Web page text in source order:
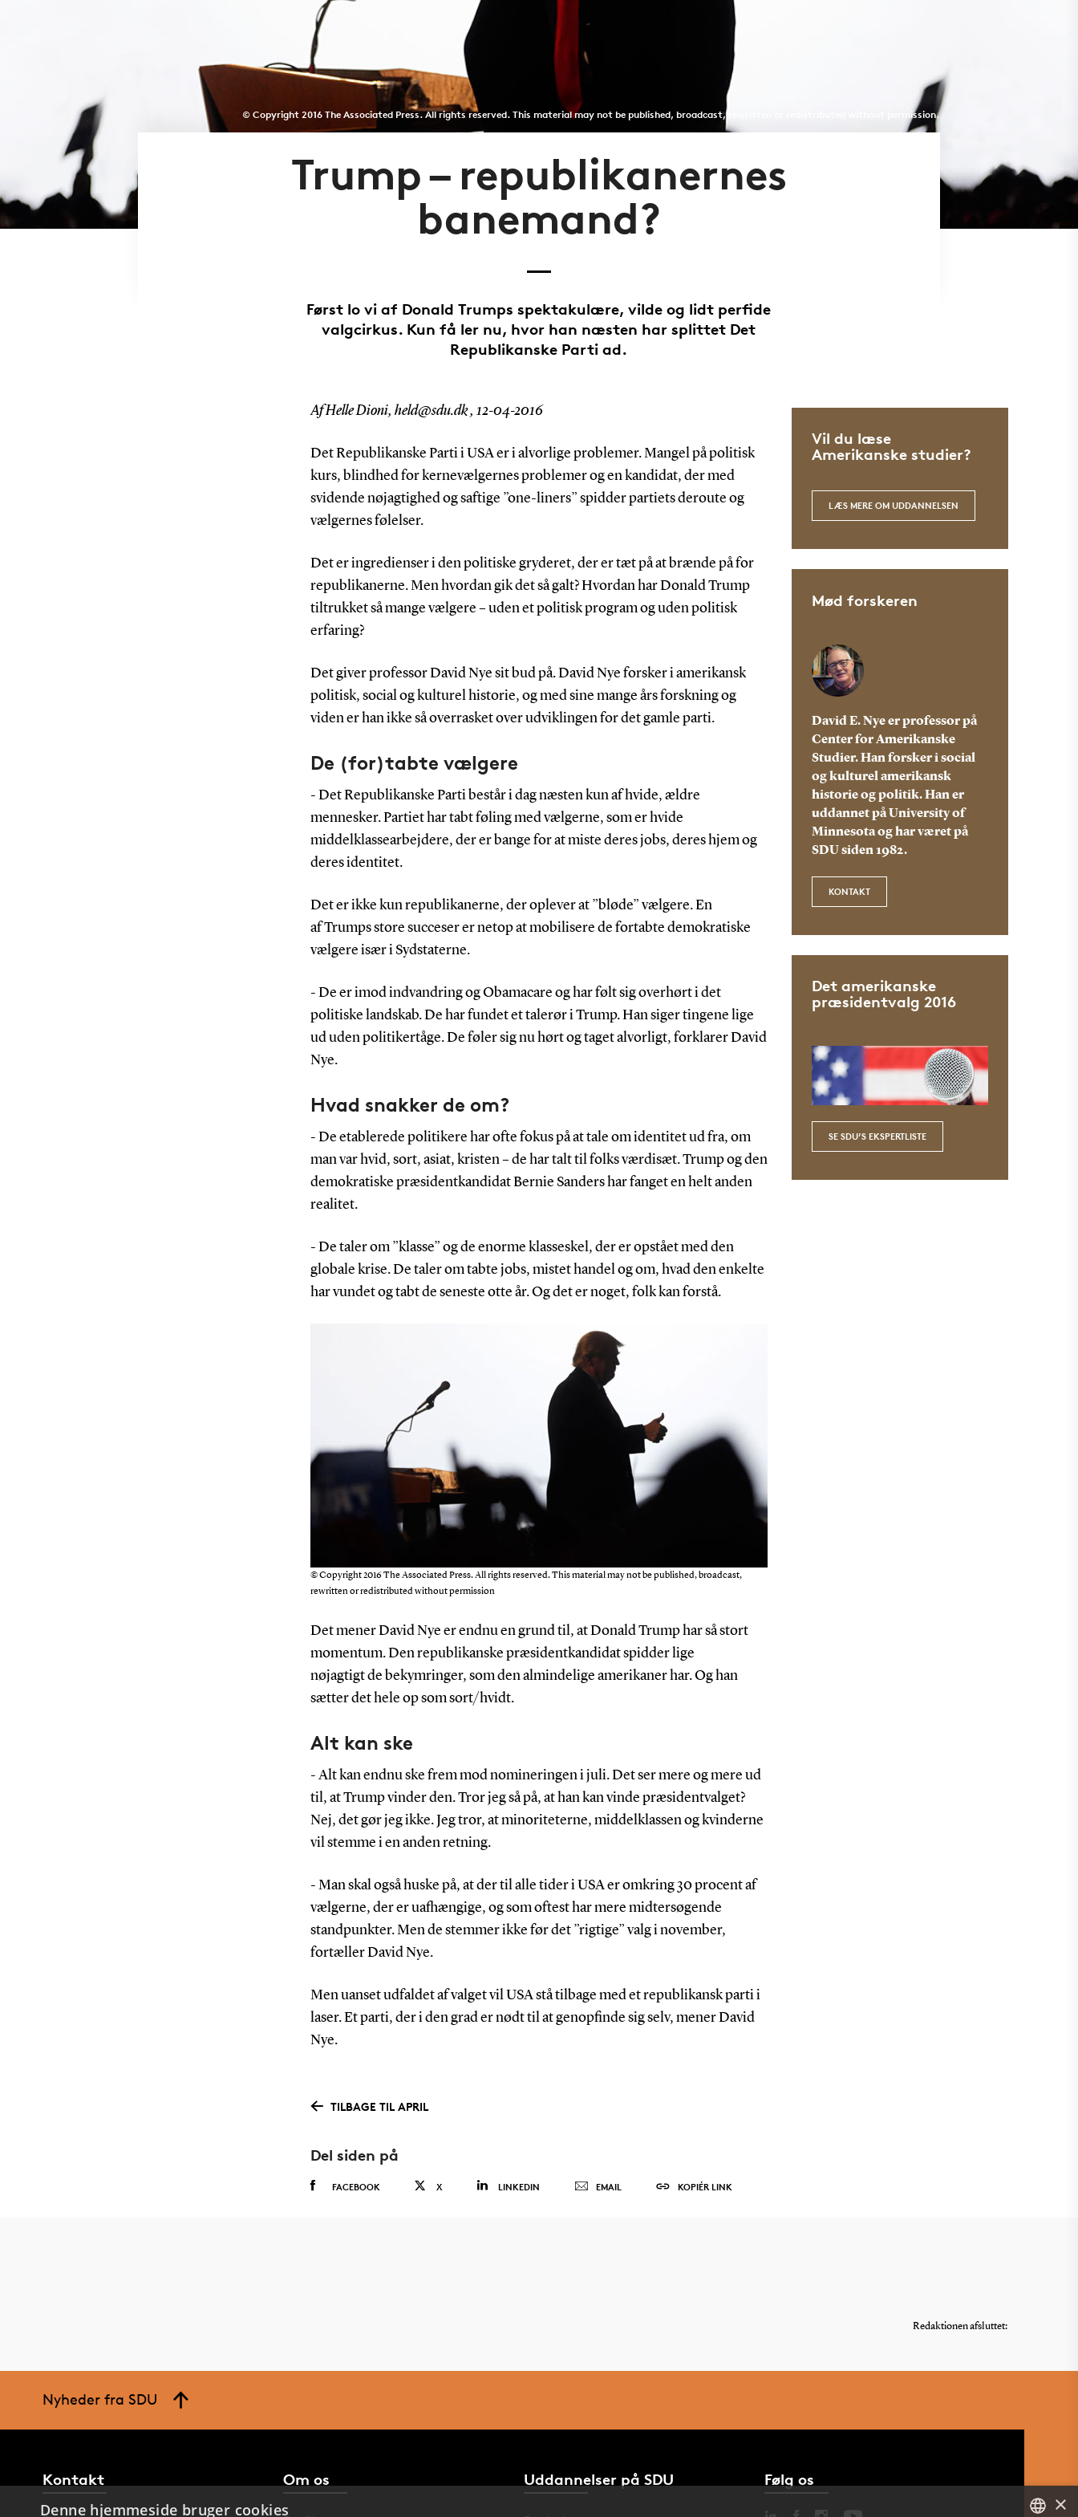
© Copyright 2016 The Associated Press. All rights reserved. This material may not be published, broadcast, rewritten or redistributed without permission.
Trump – republikanernes
banemand?
Først lo vi af Donald Trumps spektakulære, vilde og lidt perfide
valgcirkus. Kun få ler nu, hvor han næsten har splittet Det
Republikanske Parti ad.
Af Helle Dioni, held@sdu.dk , 12-04-2016
Det Republikanske Parti i USA er i alvorlige problemer. Mangel på politisk
kurs, blindhed for kernevælgernes problemer og en kandidat, der med
svidende nøjagtighed og saftige ”one-liners” spidder partiets deroute og
vælgernes følelser.
Det er ingredienser i den politiske gryderet, der er tæt på at brænde på for
republikanerne. Men hvordan gik det så galt? Hvordan har Donald Trump
tiltrukket så mange vælgere – uden et politisk program og uden politisk
erfaring?
Det giver professor David Nye sit bud på. David Nye forsker i amerikansk
politisk, social og kulturel historie, og med sine mange års forskning og
viden er han ikke så overrasket over udviklingen for det gamle parti.
De (for)tabte vælgere
- Det Republikanske Parti består i dag næsten kun af hvide, ældre
mennesker. Partiet har tabt føling med vælgerne, som er hvide
middelklassearbejdere, der er bange for at miste deres jobs, deres hjem og
deres identitet.
Det er ikke kun republikanerne, der oplever at ”bløde” vælgere. En
af Trumps store succeser er netop at mobilisere de fortabte demokratiske
vælgere især i Sydstaterne.
- De er imod indvandring og Obamacare og har følt sig overhørt i det
politiske landskab. De har fundet et talerør i Trump. Han siger tingene lige
ud uden politikertåge. De føler sig nu hørt og taget alvorligt, forklarer David
Nye.
Hvad snakker de om?
- De etablerede politikere har ofte fokus på at tale om identitet ud fra, om
man var hvid, sort, asiat, kristen – de har talt til folks værdisæt. Trump og den
demokratiske præsidentkandidat Bernie Sanders har fanget en helt anden
realitet.
- De taler om ”klasse” og de enorme klasseskel, der er opstået med den
globale krise. De taler om tabte jobs, mistet handel og om, hvad den enkelte
har vundet og tabt de seneste otte år. Og det er noget, folk kan forstå.
© Copyright 2016 The Associated Press. All rights reserved. This material may not be published, broadcast,
rewritten or redistributed without permission
Det mener David Nye er endnu en grund til, at Donald Trump har så stort
momentum. Den republikanske præsidentkandidat spidder lige
nøjagtigt de bekymringer, som den almindelige amerikaner har. Og han
sætter det hele op som sort/hvidt.
Alt kan ske
- Alt kan endnu ske frem mod nomineringen i juli. Det ser mere og mere ud
til, at Trump vinder den. Tror jeg så på, at han kan vinde præsidentvalget?
Nej, det gør jeg ikke. Jeg tror, at minoriteterne, middelklassen og kvinderne
vil stemme i en anden retning.
- Man skal også huske på, at der til alle tider i USA er omkring 30 procent af
vælgerne, der er uafhængige, og som oftest har mere midtersøgende
standpunkter. Men de stemmer ikke før det ”rigtige” valg i november,
fortæller David Nye.
Men uanset udfaldet af valget vil USA stå tilbage med et republikansk parti i
laser. Et parti, der i den grad er nødt til at genopfinde sig selv, mener David
Nye.
Vil du læse
Amerikanske studier?
LÆS MERE OM UDDANNELSEN
Mød forskeren
David E. Nye er professor på
Center for Amerikanske
Studier. Han forsker i social
og kulturel amerikansk
historie og politik. Han er
uddannet på University of
Minnesota og har været på
SDU siden 1982.
KONTAKT
Det amerikanske
præsidentvalg 2016
SE SDU’S EKSPERTLISTE
TILBAGE TIL APRIL
Del siden på
FACEBOOK X LINKEDIN EMAIL KOPIÉR LINK
Redaktionen afsluttet:
Nyheder fra SDU
Kontakt Om os Uddannelser på SDU Følg os
×
Denne hjemmeside bruger cookies